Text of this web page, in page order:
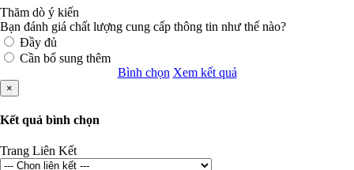
Thăm dò ý kiến
Bạn đánh giá chất lượng cung cấp thông tin như thế nào?
Đầy đủ
Cần bổ sung thêm
Bình chọn Xem kết quả
×
Kết quả bình chọn
Trang Liên Kết